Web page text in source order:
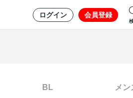
ログイン 会員登録
BL メン